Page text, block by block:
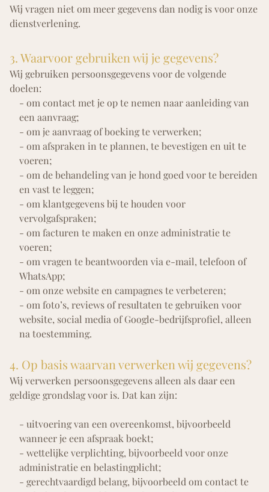
Wij vragen niet om meer gegevens dan nodig is voor onze
dienstverlening.
3. Waarvoor gebruiken wij je gegevens?
Wij gebruiken persoonsgegevens voor de volgende
doelen:
- om contact met je op te nemen naar aanleiding van
een aanvraag;
- om je aanvraag of boeking te verwerken;
- om afspraken in te plannen, te bevestigen en uit te
voeren;
- om de behandeling van je hond goed voor te bereiden
en vast te leggen;
- om klantgegevens bij te houden voor
vervolgafspraken;
- om facturen te maken en onze administratie te
voeren;
- om vragen te beantwoorden via e-mail, telefoon of
WhatsApp;
- om onze website en campagnes te verbeteren;
- om foto’s, reviews of resultaten te gebruiken voor
website, social media of Google-bedrijfsprofiel, alleen
na toestemming.
4. Op basis waarvan verwerken wij gegevens?
Wij verwerken persoonsgegevens alleen als daar een
geldige grondslag voor is. Dat kan zijn:
- uitvoering van een overeenkomst, bijvoorbeeld
wanneer je een afspraak boekt;
- wettelijke verplichting, bijvoorbeeld voor onze
administratie en belastingplicht;
- gerechtvaardigd belang, bijvoorbeeld om contact te